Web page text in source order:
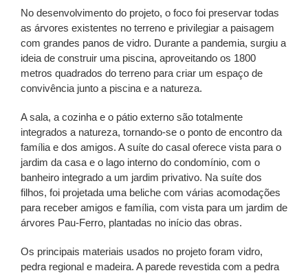
No desenvolvimento do projeto, o foco foi preservar todas
as árvores existentes no terreno e privilegiar a paisagem
com grandes panos de vidro. Durante a pandemia, surgiu a
ideia de construir uma piscina, aproveitando os 1800
metros quadrados do terreno para criar um espaço de
convivência junto a piscina e a natureza.
A sala, a cozinha e o pátio externo são totalmente
integrados a natureza, tornando-se o ponto de encontro da
família e dos amigos. A suíte do casal oferece vista para o
jardim da casa e o lago interno do condomínio, com o
banheiro integrado a um jardim privativo. Na suíte dos
filhos, foi projetada uma beliche com várias acomodações
para receber amigos e família, com vista para um jardim de
árvores Pau-Ferro, plantadas no início das obras.
Os principais materiais usados no projeto foram vidro,
pedra regional e madeira. A parede revestida com a pedra